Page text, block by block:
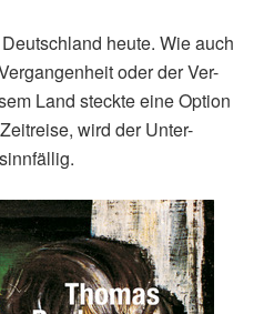
heute. Wie auch
oder der Ver-
Land steckte eine Option
wird der Unter-